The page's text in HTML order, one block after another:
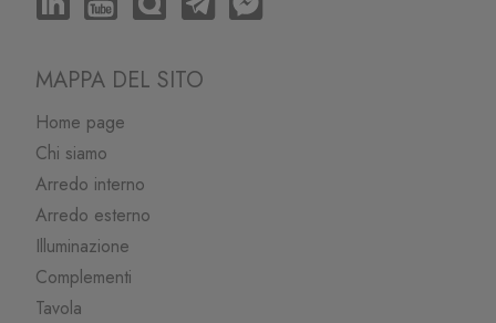
MAPPA DEL SITO
Home page
Chi siamo
Arredo interno
Arredo esterno
Illuminazione
Complementi
Tavola